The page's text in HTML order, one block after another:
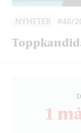
NYHETER #40/
D
1